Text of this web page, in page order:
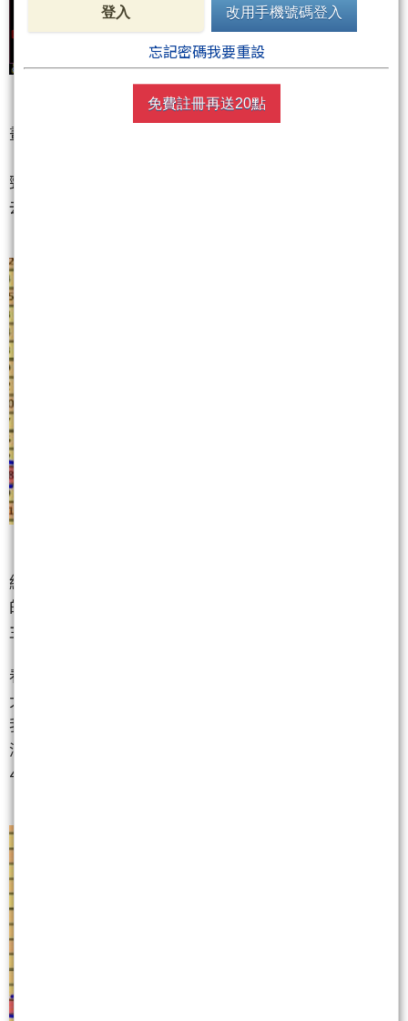
畫面上那一條 45425 的藍色虛線，看清楚了。上週五
勁──多頭主力在那裡點火，表露出強烈想要硬站上
去的企圖心。
結果呢？今天（6/1）早盤一開盤，根本不給盲目追空
的空軍任何喘息機會。
主力直接表態，一躍而上！
看綠色圈圈那根拔地而起的紅 K，站穩 45425 之後，
大盤頭也不回，直接展開一場殘酷的嘎空噴出。就像
我們上週從選擇權籌碼看出的劇本一樣，多頭燃料點
滿，直奔第二條藍色虛線──也就是大盤的攻擊目標
46025。
登入 改用手機號碼登入
忘記密碼我要重設
免費註冊再送20點